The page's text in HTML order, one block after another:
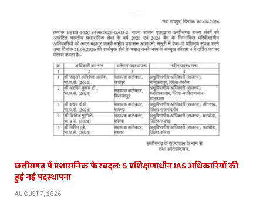
छत्तीसगढ़ में प्रशासनिक फेरबदल: 5 प्रशिक्षणाधीन IAS अधिकारियों की
हुई नई पदस्थापना
AUGUST 7, 2026